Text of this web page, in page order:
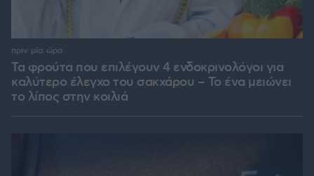
Τα φρούτα που επιλέγουν 4 ενδοκρινολόγοι για
καλύτερο έλεγχο του σακχάρου – Το ένα μειώνει
το λίπος στην κοιλιά
πριν μία ώρα